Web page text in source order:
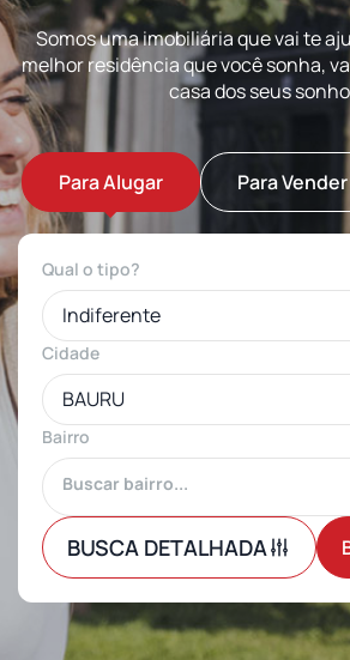
Somos uma imobiliária que vai te
melhor residência que você sonha,
casa dos seus
Para Alugar Para Vender
Qual o tipo?
Indiferente
Cidade
BAURU
Bairro
BUSCA DETALHADA